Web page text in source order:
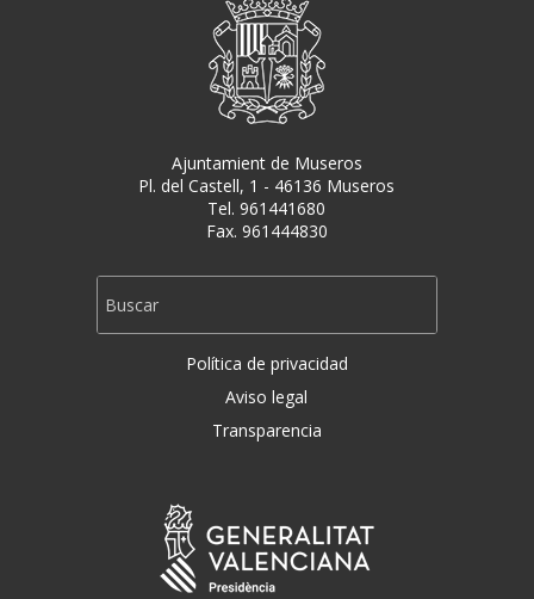
Ajuntamient de Museros
Pl. del Castell, 1 - 46136 Museros
Tel. 961441680
Fax. 961444830
Política de privacidad
Aviso legal
Transparencia